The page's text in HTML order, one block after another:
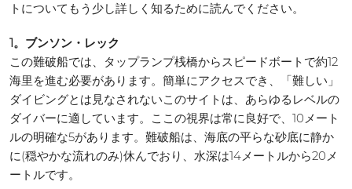
トについてもう少し詳しく知るために読んでください。
1。ブンソン・レック
この難破船では、タップランプ桟橋からスピードボートで約12
海里を進む必要があります。簡単にアクセスでき、「難しい」
ダイビングとは見なされないこのサイトは、あらゆるレベルの
ダイバーに適しています。ここの視界は常に良好で、10メート
ルの明確な5があります。難破船は、海底の平らな砂底に静か
に(穏やかな流れのみ)休んでおり、水深は14メートルから20メ
ートルです。